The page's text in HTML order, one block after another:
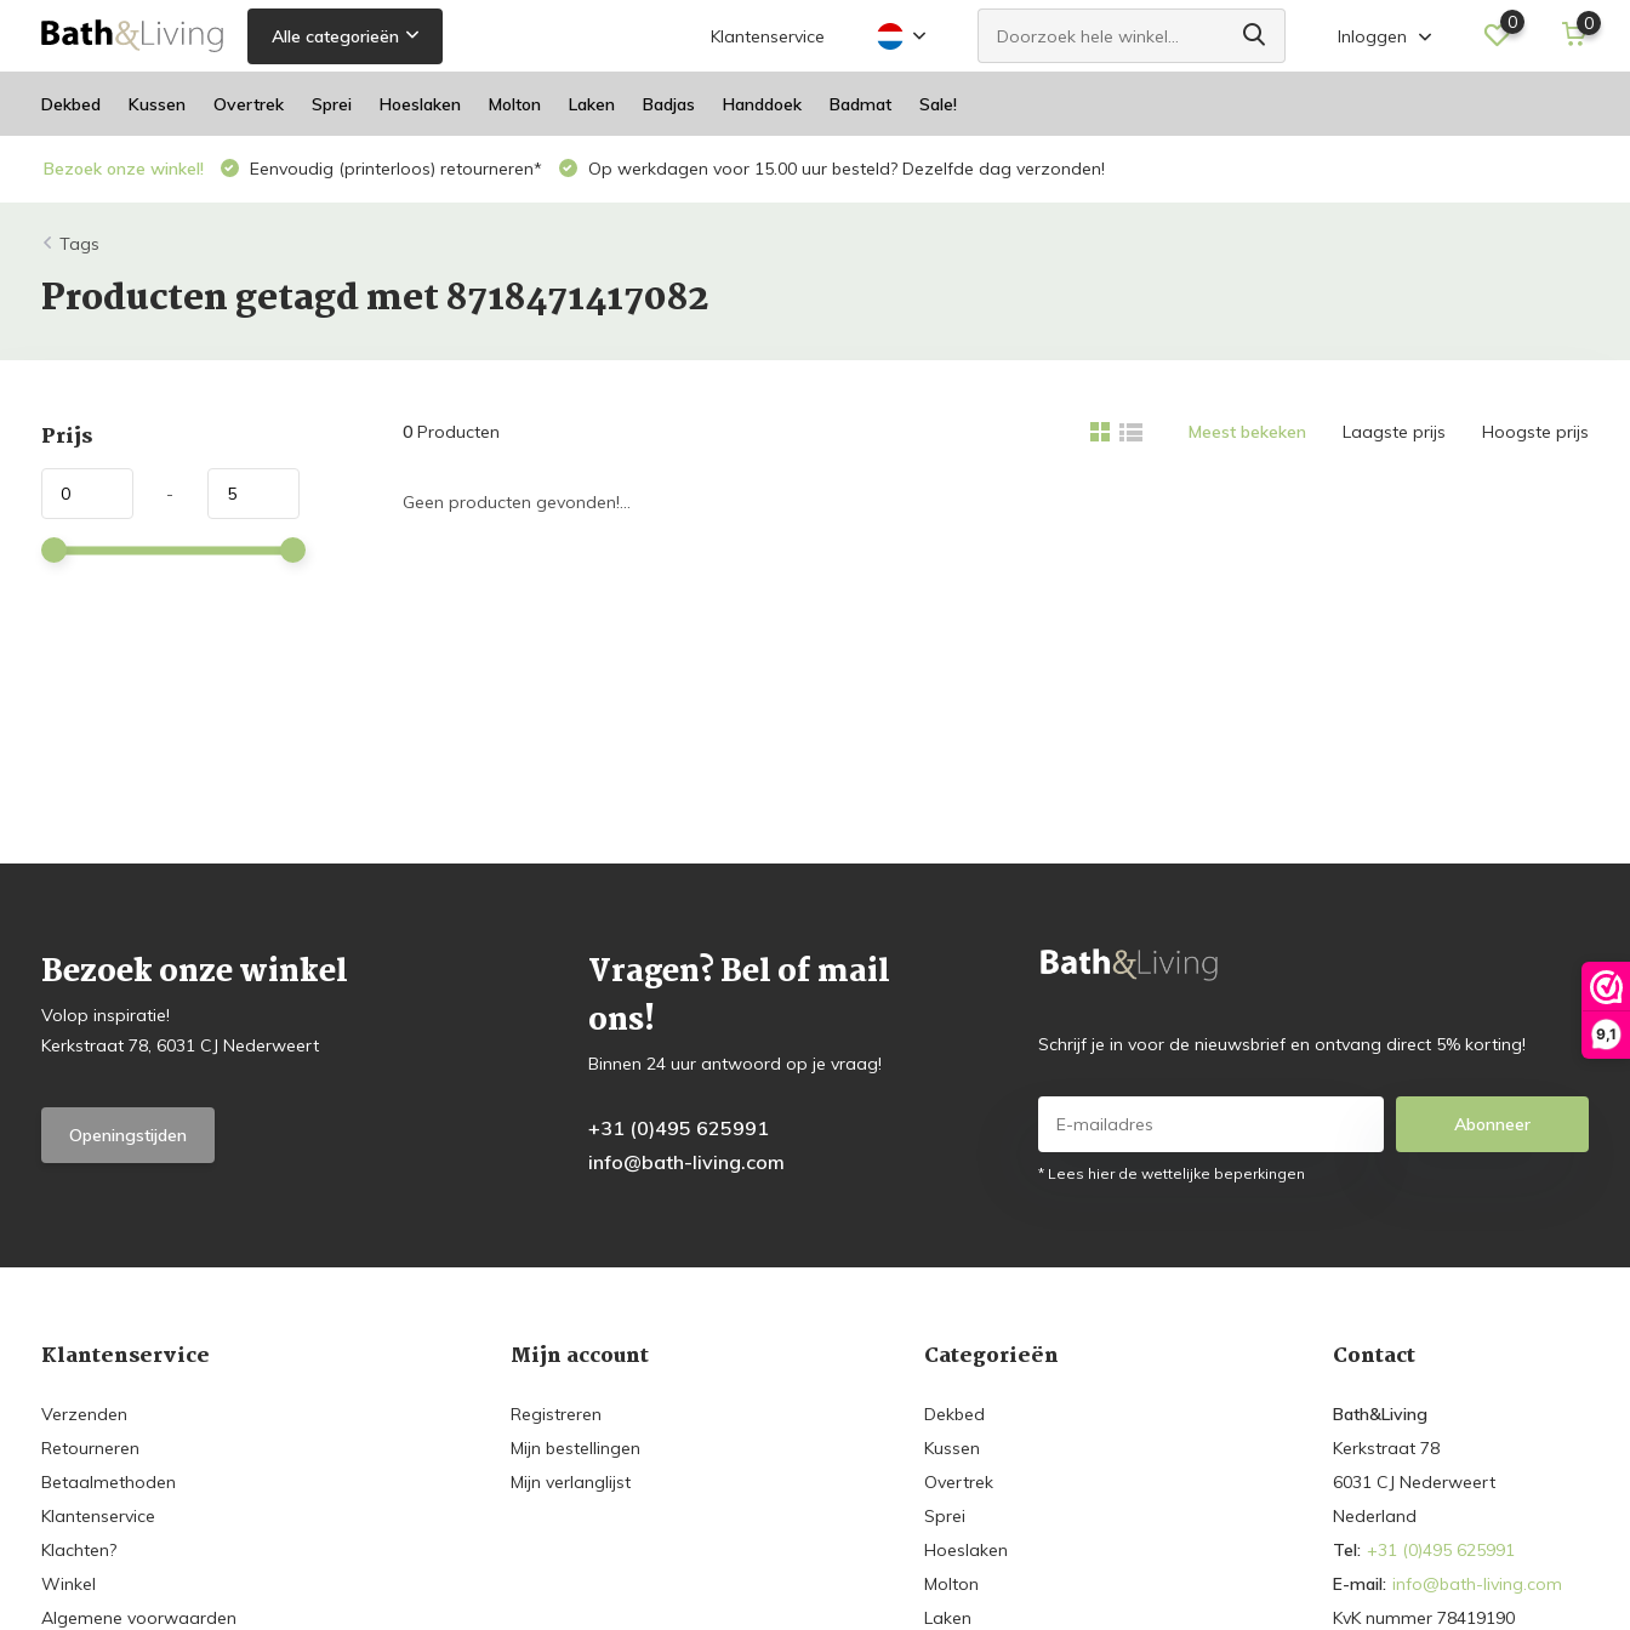
9,1
Alle categorieën Klantenservice Inloggen
0 0
Dekbed Kussen Overtrek Sprei Hoeslaken Molton Laken Badjas Handdoek Badmat Sale!
Bezoek onze winkel! Eenvoudig (printerloos) retourneren* Op werkdagen voor 15.00 uur besteld? Dezelfde dag verzonden!
Tags
Producten getagd met 8718471417082
Prijs
-
0Producten Meest bekeken Laagste prijs Hoogste prijs
Geen producten gevonden!...
Bezoek onze winkel
Volop inspiratie!
Kerkstraat 78, 6031 CJ Nederweert
Openingstijden
Vragen? Bel of mail
ons!
Binnen 24 uur antwoord op je vraag!
+31 (0)495 625991
info@bath-living.com
Schrijf je in voor de nieuwsbrief en ontvang direct 5% korting!
Abonneer
* Lees hier de wettelijke beperkingen
Klantenservice
Verzenden
Retourneren
Betaalmethoden
Klantenservice
Klachten?
Winkel
Algemene voorwaarden
Mijn account
Registreren
Mijn bestellingen
Mijn verlanglijst
Categorieën
Dekbed
Kussen
Overtrek
Sprei
Hoeslaken
Molton
Laken
Contact
Bath&Living
Kerkstraat 78
6031 CJ Nederweert
Nederland
Tel: +31 (0)495 625991
E-mail: info@bath-living.com
KvK nummer 78419190